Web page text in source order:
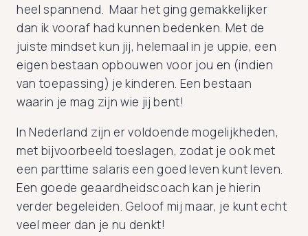
heel spannend. Maar het ging gemakkelijker
dan ik vooraf had kunnen bedenken. Met de
juiste mindset kun jij, helemaal in je uppie, een
eigen bestaan opbouwen voor jou en (indien
van toepassing) je kinderen. Een bestaan
waarin je mag zijn wie jij bent!
In Nederland zijn er voldoende mogelijkheden,
met bijvoorbeeld toeslagen, zodat je ook met
een parttime salaris een goed leven kunt leven.
Een goede geaardheidscoach kan je hierin
verder begeleiden. Geloof mij maar, je kunt echt
veel meer dan je nu denkt!